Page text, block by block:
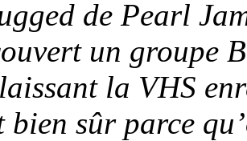
de Pearl
un groupe
la VHS
bien sûr parce